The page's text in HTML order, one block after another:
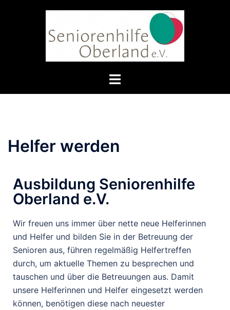
Helfer werden
Ausbildung Seniorenhilfe
Oberland e.V.
Wir freuen uns immer über nette neue Helferinnen
und Helfer und bilden Sie in der Betreuung der
Senioren aus, führen regelmäßig Helfertreffen
durch, um aktuelle Themen zu besprechen und
tauschen und über die Betreuungen aus. Damit
unsere Helferinnen und Helfer eingesetzt werden
können, benötigen diese nach neuester